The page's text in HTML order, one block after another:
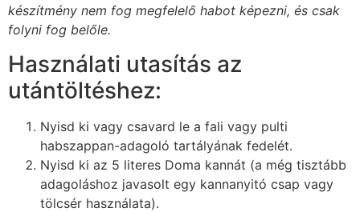
készítmény nem fog megfelelő habot képezni, és csak
folyni fog belőle.
Használati utasítás az
utántöltéshez:
Nyisd ki vagy csavard le a fali vagy pulti
habszappan-adagoló tartályának fedelét.
Nyisd ki az 5 literes Doma kannát (a még tisztább
adagoláshoz javasolt egy kannanyitó csap vagy
tölcsér használata).